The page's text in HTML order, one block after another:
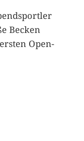
Becken
Open-